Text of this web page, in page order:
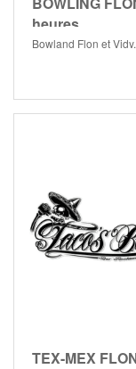
heures
Bowland Flon et
TEX-MEX